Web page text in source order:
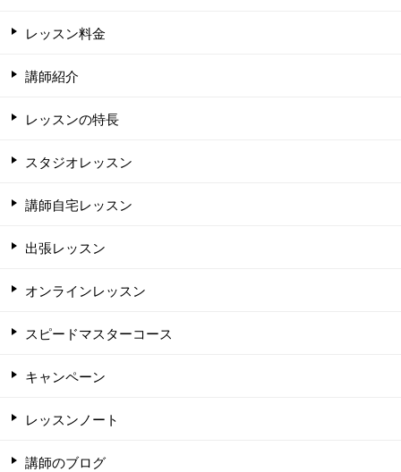
レッスン料金
講師紹介
レッスンの特長
スタジオレッスン
講師自宅レッスン
出張レッスン
オンラインレッスン
スピードマスターコース
キャンペーン
レッスンノート
講師のブログ